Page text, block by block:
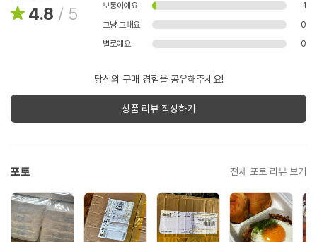
4.8 / 5
보통이에요
1
그냥 그래요
0
별로예요
0
당신의 구매 경험을 공유해주세요!
상품 리뷰 작성하기
포토 전체 포토 리뷰 보기